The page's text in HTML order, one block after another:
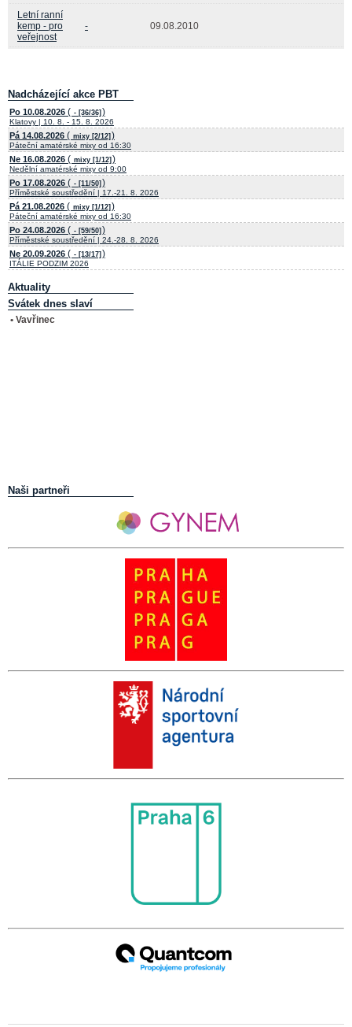
Letní ranní
kemp - pro
veřejnost
- 09.08.2010
Nadcházející akce PBT
Po 10.08.2026 ( - [36/36] )
Klatovy | 10. 8. - 15. 8. 2026
Pá 14.08.2026 ( mixy [2/12] )
Páteční amatérské mixy od 16:30
Ne 16.08.2026 ( mixy [1/12] )
Nedělní amatérské mixy od 9:00
Po 17.08.2026 ( - [11/50] )
Příměstské soustředění | 17.-21. 8. 2026
Pá 21.08.2026 ( mixy [1/12] )
Páteční amatérské mixy od 16:30
Po 24.08.2026 ( - [59/50] )
Příměstské soustředění | 24.-28. 8. 2026
Ne 20.09.2026 ( - [13/17] )
ITÁLIE PODZIM 2026
Aktuality
Svátek dnes slaví
• Vavřinec
Naši partneři